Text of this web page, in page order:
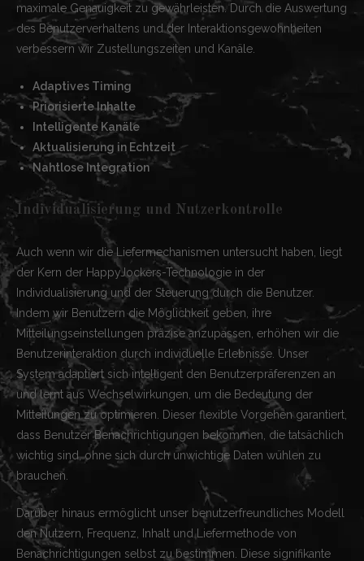
maximale Genauigkeit zu gewährleisten. Durch die Auswertung
des Benutzerverhaltens und der Interaktionsgewohnheiten
verbessern wir Zustellungszeiten und Kanäle.
Adaptives Timing
Priorisierte Inhalte
Intelligente Kanäle
Aktualisierung in Echtzeit
Nahtlose Integration
Individualisierung und Nutzerkontrolle
Auch wenn wir die Liefermechanismen untersucht haben, liegt
der Kern der HappyJockers-Technologie in der
Individualisierung und der Steuerung durch die Benutzer.
Indem wir Benutzern die Möglichkeit geben, ihre
Mitteilungseinstellungen präzise anzupassen, erhöhen wir die
Benutzerinteraktion durch individuelle Erlebnisse. Unser
System adaptiert sich intelligent den Benutzerpräferenzen an
und lernt aus Wechselwirkungen, um die Bedeutung der
Mitteilungen zu optimieren. Dieser flexible Vorgehen garantiert,
dass Benutzer Benachrichtigungen bekommen, die tatsächlich
wichtig sind, ohne sich durch unwichtige Daten wühlen zu
brauchen.
Darüber hinaus ermöglicht unser benutzerfreundliches Modell
den Nutzern, Frequenz, Inhalt und Liefermethode von
Benachrichtigungen selbst zu bestimmen. Diese signifikante